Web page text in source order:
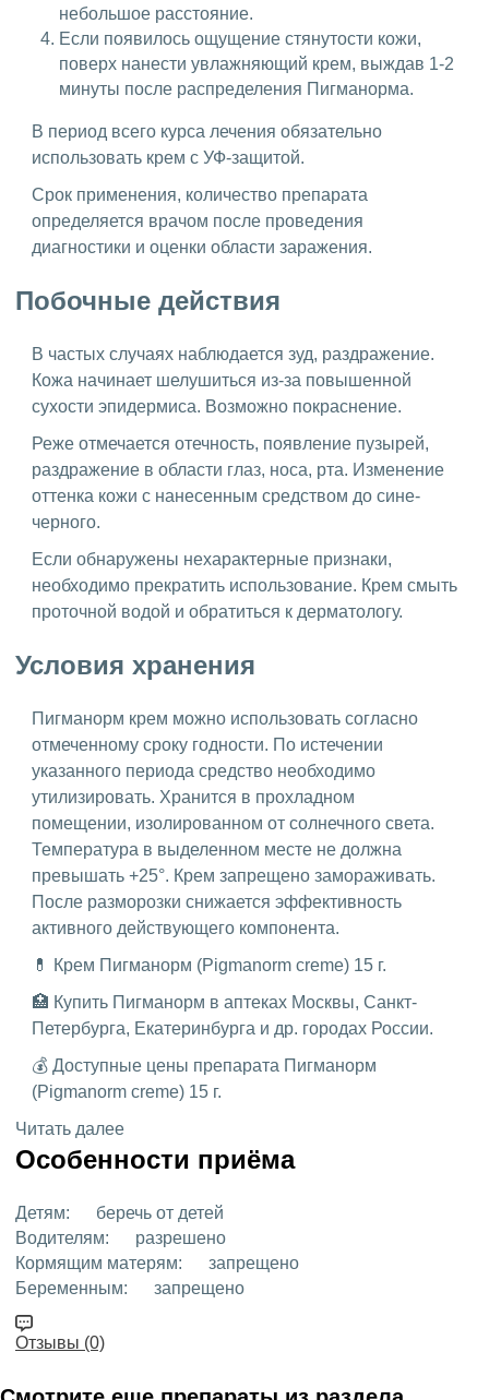
небольшое расстояние.
Если появилось ощущение стянутости кожи,
поверх нанести увлажняющий крем, выждав 1-2
минуты после распределения Пигманорма.
В период всего курса лечения обязательно
использовать крем с УФ-защитой.
Срок применения, количество препарата
определяется врачом после проведения
диагностики и оценки области заражения.
Побочные действия
В частых случаях наблюдается зуд, раздражение.
Кожа начинает шелушиться из-за повышенной
сухости эпидермиса. Возможно покраснение.
Реже отмечается отечность, появление пузырей,
раздражение в области глаз, носа, рта. Изменение
оттенка кожи с нанесенным средством до сине-
черного.
Если обнаружены нехарактерные признаки,
необходимо прекратить использование. Крем смыть
проточной водой и обратиться к дерматологу.
Условия хранения
Пигманорм крем можно использовать согласно
отмеченному сроку годности. По истечении
указанного периода средство необходимо
утилизировать. Хранится в прохладном
помещении, изолированном от солнечного света.
Температура в выделенном месте не должна
превышать +25°. Крем запрещено замораживать.
После разморозки снижается эффективность
активного действующего компонента.
💊 Крем Пигманорм (Pigmanorm creme) 15 г.
🏥 Купить Пигманорм в аптеках Москвы, Санкт-
Петербурга, Екатеринбурга и др. городах России.
💰 Доступные цены препарата Пигманорм
(Pigmanorm creme) 15 г.
Читать далее
Особенности приёма
Детям:
беречь от детей
Водителям:
разрешено
Кормящим матерям:
запрещено
Беременным:
запрещено
Отзывы (0)